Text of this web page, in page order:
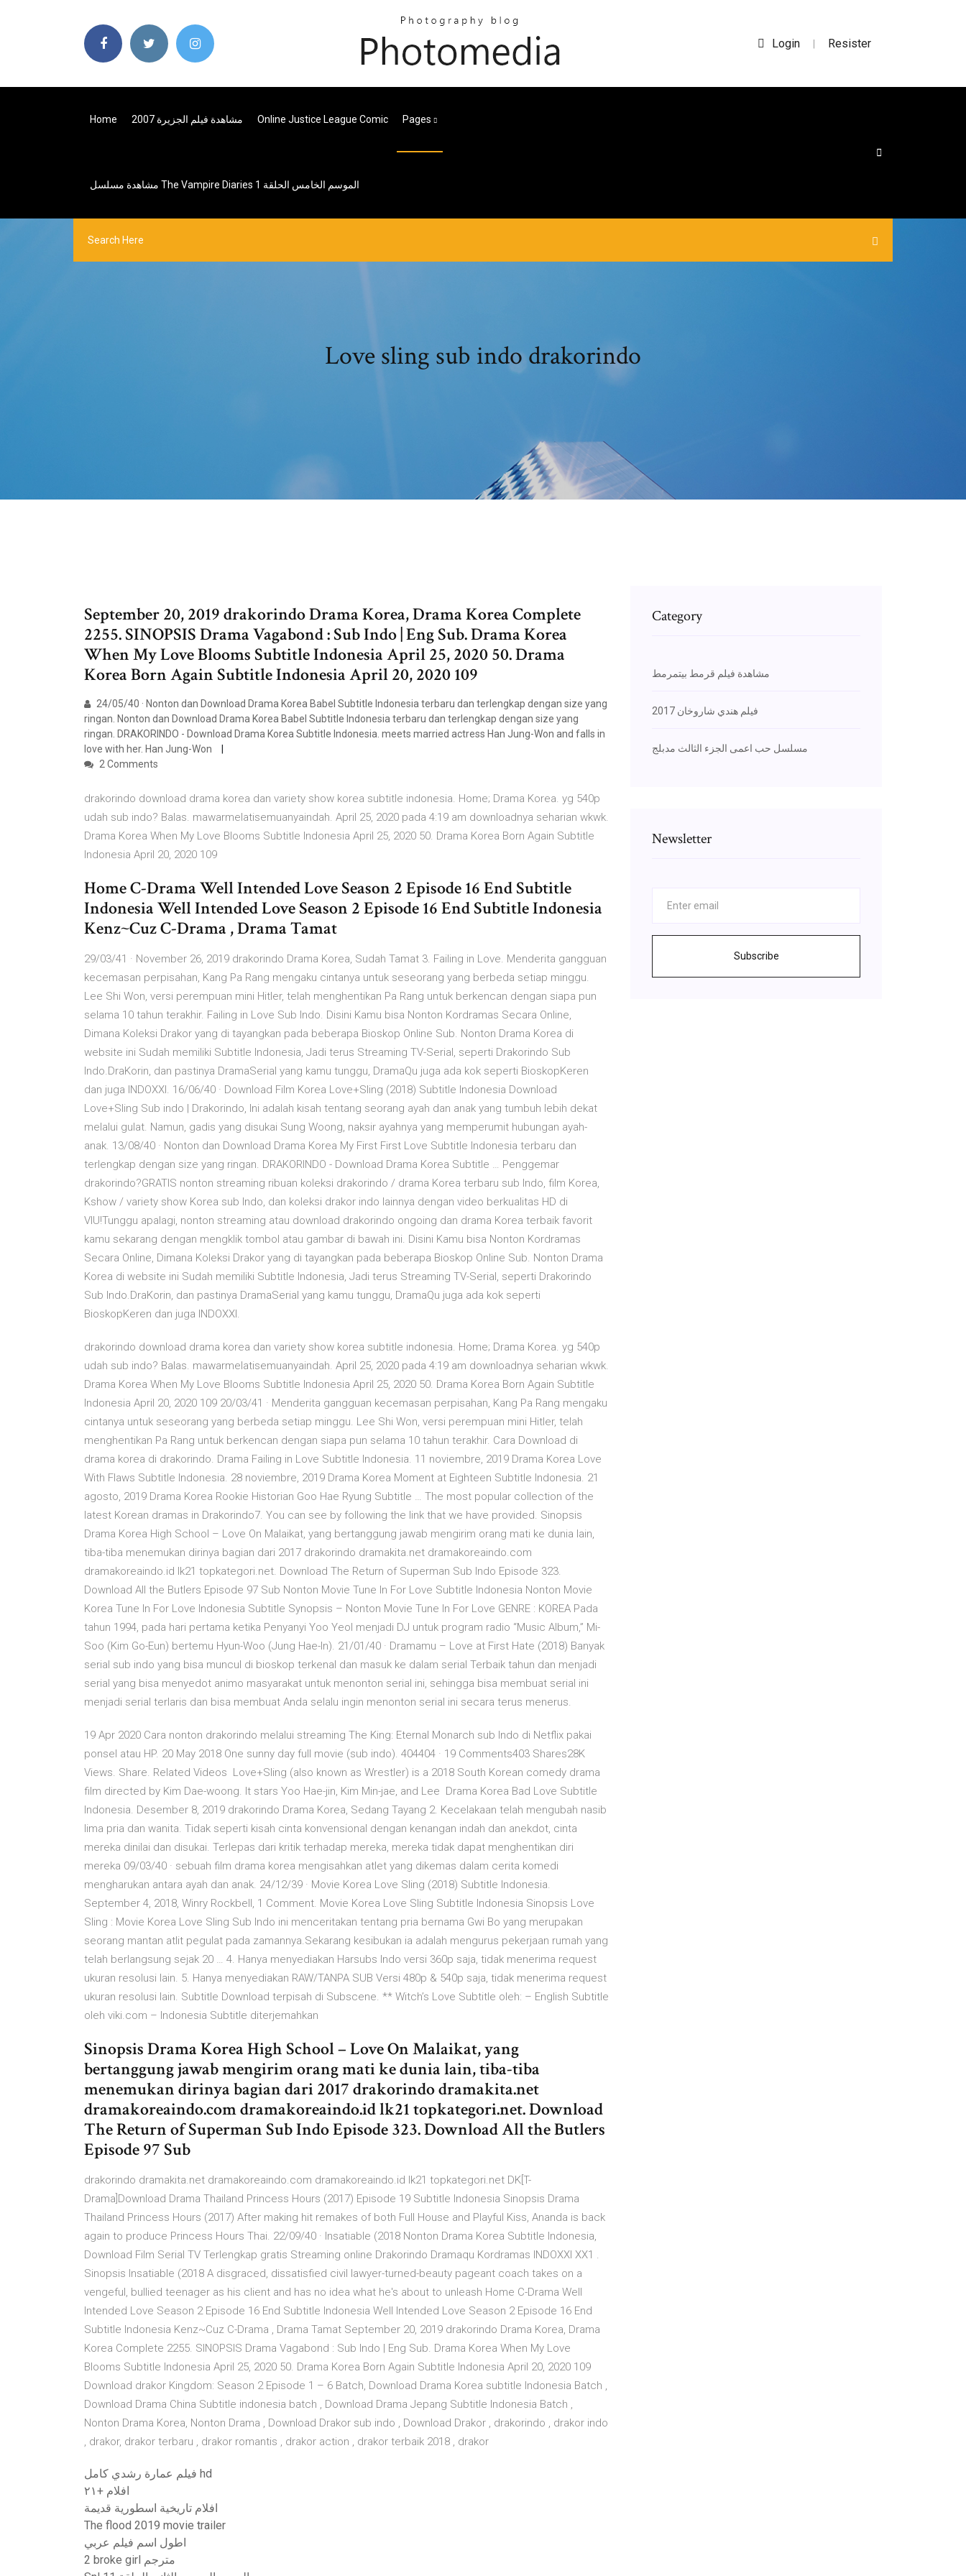
Login | Resister
Home مشاهدة فيلم الجزيرة 2007 Online Justice League Comic Pages
مشاهدة مسلسل The Vampire Diaries الموسم الخامس الحلقة 1
Love sling sub indo drakorindo
September 20, 2019 drakorindo Drama Korea, Drama Korea Complete
2255. SINOPSIS Drama Vagabond : Sub Indo | Eng Sub. Drama Korea
When My Love Blooms Subtitle Indonesia April 25, 2020 50. Drama
Korea Born Again Subtitle Indonesia April 20, 2020 109
24/05/40 · Nonton dan Download Drama Korea Babel Subtitle Indonesia terbaru dan terlengkap dengan size yang
ringan. Nonton dan Download Drama Korea Babel Subtitle Indonesia terbaru dan terlengkap dengan size yang
ringan. DRAKORINDO - Download Drama Korea Subtitle Indonesia. meets married actress Han Jung-Won and falls in
love with her. Han Jung-Won
2 Comments
drakorindo download drama korea dan variety show korea subtitle indonesia. Home; Drama Korea. yg 540p
udah sub indo? Balas. mawarmelatisemuanyaindah. April 25, 2020 pada 4:19 am downloadnya seharian wkwk.
Drama Korea When My Love Blooms Subtitle Indonesia April 25, 2020 50. Drama Korea Born Again Subtitle
Indonesia April 20, 2020 109
Home C-Drama Well Intended Love Season 2 Episode 16 End Subtitle
Indonesia Well Intended Love Season 2 Episode 16 End Subtitle Indonesia
Kenz~Cuz C-Drama , Drama Tamat
29/03/41 · November 26, 2019 drakorindo Drama Korea, Sudah Tamat 3. Failing in Love. Menderita gangguan
kecemasan perpisahan, Kang Pa Rang mengaku cintanya untuk seseorang yang berbeda setiap minggu.
Lee Shi Won, versi perempuan mini Hitler, telah menghentikan Pa Rang untuk berkencan dengan siapa pun
selama 10 tahun terakhir. Failing in Love Sub Indo. Disini Kamu bisa Nonton Kordramas Secara Online,
Dimana Koleksi Drakor yang di tayangkan pada beberapa Bioskop Online Sub. Nonton Drama Korea di
website ini Sudah memiliki Subtitle Indonesia, Jadi terus Streaming TV-Serial, seperti Drakorindo Sub
Indo.DraKorin, dan pastinya DramaSerial yang kamu tunggu, DramaQu juga ada kok seperti BioskopKeren
dan juga INDOXXI. 16/06/40 · Download Film Korea Love+Sling (2018) Subtitle Indonesia Download
Love+Sling Sub indo | Drakorindo, Ini adalah kisah tentang seorang ayah dan anak yang tumbuh lebih dekat
melalui gulat. Namun, gadis yang disukai Sung Woong, naksir ayahnya yang memperumit hubungan ayah-
anak. 13/08/40 · Nonton dan Download Drama Korea My First First Love Subtitle Indonesia terbaru dan
terlengkap dengan size yang ringan. DRAKORINDO - Download Drama Korea Subtitle … Penggemar
drakorindo?GRATIS nonton streaming ribuan koleksi drakorindo / drama Korea terbaru sub Indo, film Korea,
Kshow / variety show Korea sub Indo, dan koleksi drakor indo lainnya dengan video berkualitas HD di
VIU!Tunggu apalagi, nonton streaming atau download drakorindo ongoing dan drama Korea terbaik favorit
kamu sekarang dengan mengklik tombol atau gambar di bawah ini. Disini Kamu bisa Nonton Kordramas
Secara Online, Dimana Koleksi Drakor yang di tayangkan pada beberapa Bioskop Online Sub. Nonton Drama
Korea di website ini Sudah memiliki Subtitle Indonesia, Jadi terus Streaming TV-Serial, seperti Drakorindo
Sub Indo.DraKorin, dan pastinya DramaSerial yang kamu tunggu, DramaQu juga ada kok seperti
BioskopKeren dan juga INDOXXI.
drakorindo download drama korea dan variety show korea subtitle indonesia. Home; Drama Korea. yg 540p
udah sub indo? Balas. mawarmelatisemuanyaindah. April 25, 2020 pada 4:19 am downloadnya seharian wkwk.
Drama Korea When My Love Blooms Subtitle Indonesia April 25, 2020 50. Drama Korea Born Again Subtitle
Indonesia April 20, 2020 109 20/03/41 · Menderita gangguan kecemasan perpisahan, Kang Pa Rang mengaku
cintanya untuk seseorang yang berbeda setiap minggu. Lee Shi Won, versi perempuan mini Hitler, telah
menghentikan Pa Rang untuk berkencan dengan siapa pun selama 10 tahun terakhir. Cara Download di
drama korea di drakorindo. Drama Failing in Love Subtitle Indonesia. 11 noviembre, 2019 Drama Korea Love
With Flaws Subtitle Indonesia. 28 noviembre, 2019 Drama Korea Moment at Eighteen Subtitle Indonesia. 21
agosto, 2019 Drama Korea Rookie Historian Goo Hae Ryung Subtitle … The most popular collection of the
latest Korean dramas in Drakorindo7. You can see by following the link that we have provided. Sinopsis
Drama Korea High School – Love On Malaikat, yang bertanggung jawab mengirim orang mati ke dunia lain,
tiba-tiba menemukan dirinya bagian dari 2017 drakorindo dramakita.net dramakoreaindo.com
dramakoreaindo.id lk21 topkategori.net. Download The Return of Superman Sub Indo Episode 323.
Download All the Butlers Episode 97 Sub Nonton Movie Tune In For Love Subtitle Indonesia Nonton Movie
Korea Tune In For Love Indonesia Subtitle Synopsis – Nonton Movie Tune In For Love GENRE : KOREA Pada
tahun 1994, pada hari pertama ketika Penyanyi Yoo Yeol menjadi DJ untuk program radio “Music Album,” Mi-
Soo (Kim Go-Eun) bertemu Hyun-Woo (Jung Hae-In). 21/01/40 · Dramamu – Love at First Hate (2018) Banyak
serial sub indo yang bisa muncul di bioskop terkenal dan masuk ke dalam serial Terbaik tahun dan menjadi
serial yang bisa menyedot animo masyarakat untuk menonton serial ini, sehingga bisa membuat serial ini
menjadi serial terlaris dan bisa membuat Anda selalu ingin menonton serial ini secara terus menerus.
19 Apr 2020 Cara nonton drakorindo melalui streaming The King: Eternal Monarch sub Indo di Netflix pakai
ponsel atau HP. 20 May 2018 One sunny day full movie (sub indo). 404404 · 19 Comments403 Shares28K
Views. Share. Related Videos Love+Sling (also known as Wrestler) is a 2018 South Korean comedy drama
film directed by Kim Dae-woong. It stars Yoo Hae-jin, Kim Min-jae, and Lee Drama Korea Bad Love Subtitle
Indonesia. Desember 8, 2019 drakorindo Drama Korea, Sedang Tayang 2. Kecelakaan telah mengubah nasib
lima pria dan wanita. Tidak seperti kisah cinta konvensional dengan kenangan indah dan anekdot, cinta
mereka dinilai dan disukai. Terlepas dari kritik terhadap mereka, mereka tidak dapat menghentikan diri
mereka 09/03/40 · sebuah film drama korea mengisahkan atlet yang dikemas dalam cerita komedi
mengharukan antara ayah dan anak. 24/12/39 · Movie Korea Love Sling (2018) Subtitle Indonesia.
September 4, 2018, Winry Rockbell, 1 Comment. Movie Korea Love Sling Subtitle Indonesia Sinopsis Love
Sling : Movie Korea Love Sling Sub Indo ini menceritakan tentang pria bernama Gwi Bo yang merupakan
seorang mantan atlit pegulat pada zamannya.Sekarang kesibukan ia adalah mengurus pekerjaan rumah yang
telah berlangsung sejak 20 … 4. Hanya menyediakan Harsubs Indo versi 360p saja, tidak menerima request
ukuran resolusi lain. 5. Hanya menyediakan RAW/TANPA SUB Versi 480p & 540p saja, tidak menerima request
ukuran resolusi lain. Subtitle Download terpisah di Subscene. ** Witch’s Love Subtitle oleh: – English Subtitle
oleh viki.com – Indonesia Subtitle diterjemahkan
Sinopsis Drama Korea High School – Love On Malaikat, yang
bertanggung jawab mengirim orang mati ke dunia lain, tiba-tiba
menemukan dirinya bagian dari 2017 drakorindo dramakita.net
dramakoreaindo.com dramakoreaindo.id lk21 topkategori.net. Download
The Return of Superman Sub Indo Episode 323. Download All the Butlers
Episode 97 Sub
drakorindo dramakita.net dramakoreaindo.com dramakoreaindo.id lk21 topkategori.net DK[T-
Drama]Download Drama Thailand Princess Hours (2017) Episode 19 Subtitle Indonesia Sinopsis Drama
Thailand Princess Hours (2017) After making hit remakes of both Full House and Playful Kiss, Ananda is back
again to produce Princess Hours Thai. 22/09/40 · Insatiable (2018 Nonton Drama Korea Subtitle Indonesia,
Download Film Serial TV Terlengkap gratis Streaming online Drakorindo Dramaqu Kordramas INDOXXI XX1 .
Sinopsis Insatiable (2018 A disgraced, dissatisfied civil lawyer-turned-beauty pageant coach takes on a
vengeful, bullied teenager as his client and has no idea what he's about to unleash Home C-Drama Well
Intended Love Season 2 Episode 16 End Subtitle Indonesia Well Intended Love Season 2 Episode 16 End
Subtitle Indonesia Kenz~Cuz C-Drama , Drama Tamat September 20, 2019 drakorindo Drama Korea, Drama
Korea Complete 2255. SINOPSIS Drama Vagabond : Sub Indo | Eng Sub. Drama Korea When My Love
Blooms Subtitle Indonesia April 25, 2020 50. Drama Korea Born Again Subtitle Indonesia April 20, 2020 109
Download drakor Kingdom: Season 2 Episode 1 – 6 Batch, Download Drama Korea subtitle Indonesia Batch ,
Download Drama China Subtitle indonesia batch , Download Drama Jepang Subtitle Indonesia Batch ,
Nonton Drama Korea, Nonton Drama , Download Drakor sub indo , Download Drakor , drakorindo , drakor indo
, drakor, drakor terbaru , drakor romantis , drakor action , drakor terbaik 2018 , drakor
فيلم عمارة رشدي كامل hd
افلام +٢١
افلام تاريخية اسطورية قديمة
The flood 2019 movie trailer
اطول اسم فيلم عربي
2 broke girl مترجم
Category
مشاهدة فيلم قرمط بيتمرمط
فيلم هندي شاروخان 2017
مسلسل حب اعمى الجزء الثالث مدبلج
Newsletter
Subscribe